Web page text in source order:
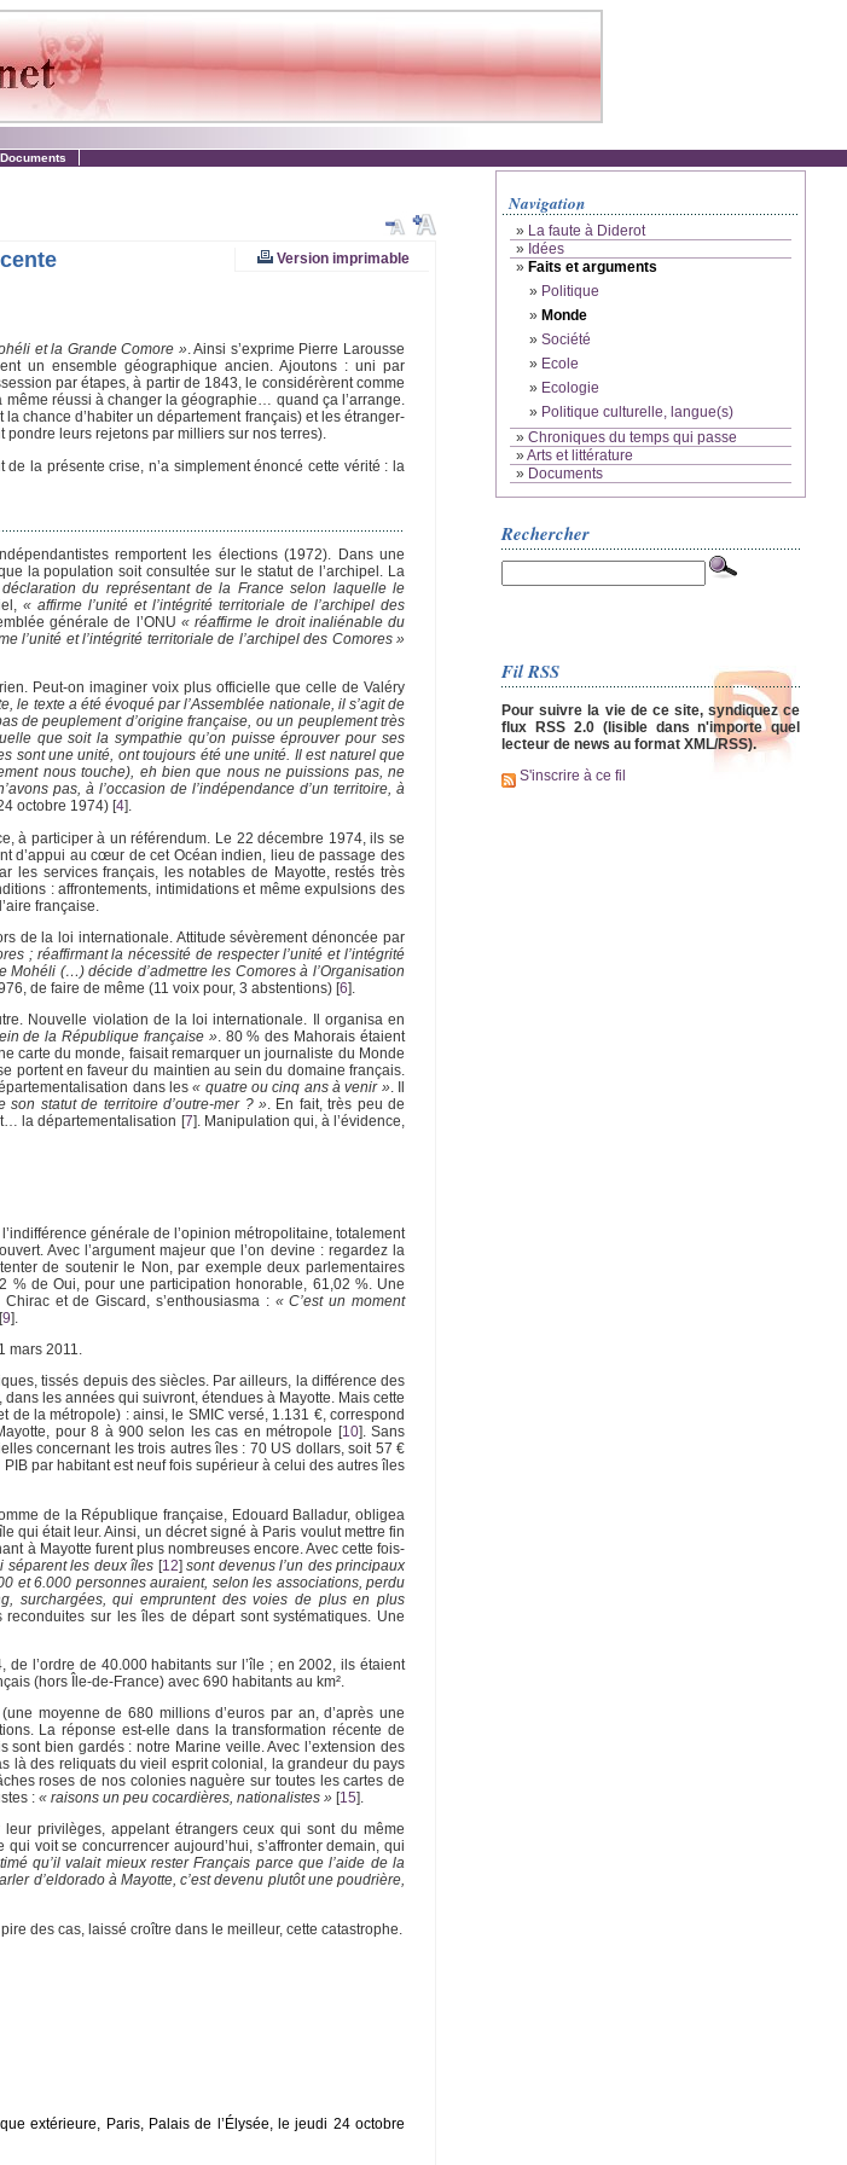
Documents
Version imprimable
et la Grande Comore ». Ainsi s’exprime Pierre Larousse
un ensemble géographique ancien. Ajoutons : uni par
par étapes, à partir de 1843, le considérèrent comme
même réussi à changer la géographie… quand ça l’arrange.
chance d’habiter un département français) et les étranger-
leurs rejetons par milliers sur nos terres).
la présente crise, n’a simplement énoncé cette vérité : la
remportent les élections (1972). Dans une
la population soit consultée sur le statut de l’archipel. La
du représentant de la France selon laquelle le
« affirme l’unité et l’intégrité territoriale de l’archipel des
générale de l’ONU « réaffirme le droit inaliénable du
l’unité et l’intégrité territoriale de l’archipel des Comores »
Peut-on imaginer voix plus officielle que celle de Valéry
le texte a été évoqué par l’Assemblée nationale, il s’agit de
de peuplement d’origine française, ou un peuplement très
que soit la sympathie qu’on puisse éprouver pour ses
sont une unité, ont toujours été une unité. Il est naturel que
nous touche), eh bien que nous ne puissions pas, ne
pas, à l’occasion de l’indépendance d’un territoire, à
octobre 1974)[4].
à participer à un référendum. Le 22 décembre 1974, ils se
d’appui au cœur de cet Océan indien, lieu de passage des
les services français, les notables de Mayotte, restés très
: affrontements, intimidations et même expulsions des
française.
de la loi internationale. Attitude sévèrement dénoncée par
; réaffirmant la nécessité de respecter l’unité et l’intégrité
Mohéli (…) décide d’admettre les Comores à l’Organisation
de faire de même (11 voix pour, 3 abstentions)[6].
Nouvelle violation de la loi internationale. Il organisa en
de la République française ». 80 % des Mahorais étaient
carte du monde, faisait remarquer un journaliste du Monde
portent en faveur du maintien au sein du domaine français.
dans les« quatre ou cinq ans à venir ». Il
statut de territoire d’outre-mer ? ». En fait, très peu de
la départementalisation [7]. Manipulation qui, à l’évidence,
générale de l’opinion métropolitaine, totalement
Avec l’argument majeur que l’on devine : regardez la
de soutenir le Non, par exemple deux parlementaires
% de Oui, pour une participation honorable, 61,02 %. Une
et de Giscard, s’enthousiasma : « C’est un moment
9].
mars 2011.
tissés depuis des siècles. Par ailleurs, la différence des
les années qui suivront, étendues à Mayotte. Mais cette
la métropole) : ainsi, le SMIC versé, 1.131 €, correspond
pour 8 à 900 selon les cas en métropole [10]. Sans
concernant les trois autres îles : 70 US dollars, soit 57 €
par habitant est neuf fois supérieur à celui des autres îles
de la République française, Edouard Balladur, obligea
qui était leur. Ainsi, un décret signé à Paris voulut mettre fin
à Mayotte furent plus nombreuses encore. Avec cette fois-
séparent les deux îles [12] sont devenus l’un des principaux
et 6.000 personnes auraient, selon les associations, perdu
surchargées, qui empruntent des voies de plus en plus
sur les îles de départ sont systématiques. Une
l’ordre de 40.000 habitants sur l’île ; en 2002, ils étaient
(hors Île-de-France) avec 690 habitants au km².
moyenne de 680 millions d’euros par an, d’après une
La réponse est-elle dans la transformation récente de
sont bien gardés : notre Marine veille. Avec l’extension des
là des reliquats du vieil esprit colonial, la grandeur du pays
roses de nos colonies naguère sur toutes les cartes de
: « raisons un peu cocardières, nationalistes »[15].
privilèges, appelant étrangers ceux qui sont du même
voit se concurrencer aujourd’hui, s’affronter demain, qui
qu’il valait mieux rester Français parce que l’aide de la
d’eldorado à Mayotte, c’est devenu plutôt une poudrière,
des cas, laissé croître dans le meilleur, cette catastrophe.
extérieure, Paris, Palais de l’Élysée, le jeudi 24 octobre
Navigation
» La faute à Diderot
» Idées
» Faits et arguments
» Politique
» Monde
» Société
» Ecole
» Ecologie
» Politique culturelle, langue(s)
» Chroniques du temps qui passe
»Arts et littérature
» Documents
Rechercher
Fil RSS
Pour suivre la vie de ce site, syndiquez ce
flux RSS 2.0 (lisible dans n'importe quel
lecteur de news au format XML/RSS).
S'inscrire à ce fil